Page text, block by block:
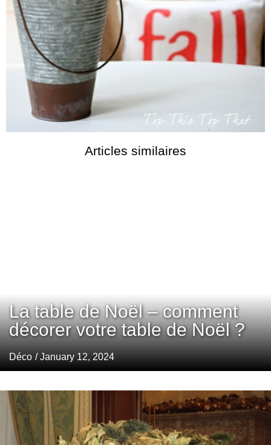
Articles similaires
La table de Noël – comment
décorer votre table de Noël ?
Déco / January 12, 2024